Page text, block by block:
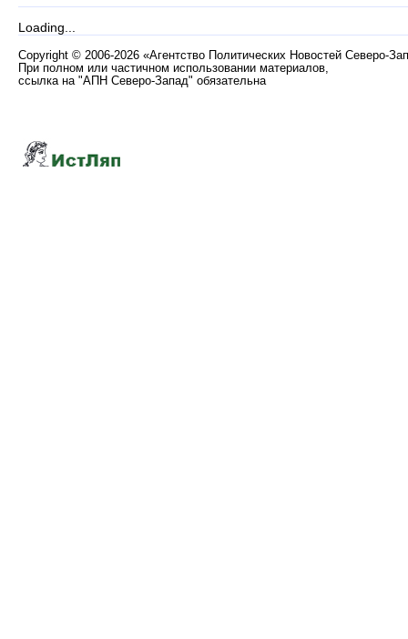
Loading...
Copyright © 2006-2026 «Агентство Политических Новостей Северо-
При полном или частичном использовании материалов,
ссылка на "АПН Северо-Запад" обязательна